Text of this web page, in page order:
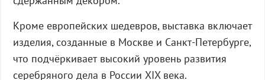
Кроме европейских шедевров, выставка включает
изделия, созданные в Москве и Санкт-Петербурге,
что подчёркивает высокий уровень развития
серебряного дела в России XIX века.